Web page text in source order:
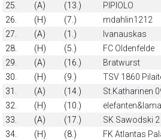
25.
(A) (13.) PIPIOLO
26.
(H) (7.) mdahlin1212
27.
(A) (1.) Ivanauskas
28.
(H) (5.) FC Oldenfelde
29.
(A) (16.) Bratwurst
30.
(H) (9.) TSV 1860
31.
(A) (14.) St.Katharinen
32.
(H) (10.)
33.
(A) (17.) SK Sawodski 2
34.
(H) (8.) FK Atlantas